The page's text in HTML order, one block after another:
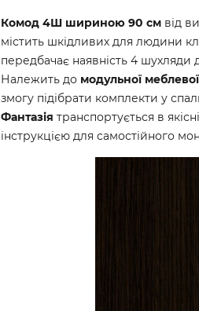
Комод 4Ш шириною 90 см від
містить шкідливих для людини
передбачає наявність 4 шухляди
Належить до модульної
змогу підібрати комплекти у
Фантазія транспортується в
інструкцією для самостійного